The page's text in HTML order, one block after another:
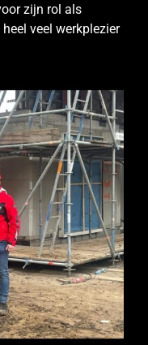
zijn rol als
veel werkplezier